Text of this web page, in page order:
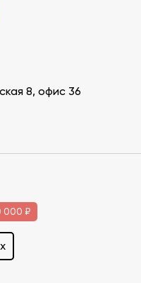
8, офис 36
000 ₽